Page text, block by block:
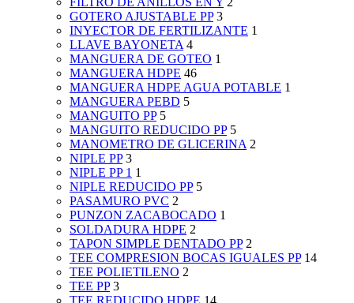
GOTERO AJUSTABLE PP 3
INYECTOR DE FERTILIZANTE 1
LLAVE BAYONETA 4
MANGUERA DE GOTEO 1
MANGUERA HDPE 46
MANGUERA HDPE AGUA POTABLE 1
MANGUERA PEBD 5
MANGUITO PP 5
MANGUITO REDUCIDO PP 5
MANOMETRO DE GLICERINA 2
NIPLE PP 3
NIPLE PP 1 1
NIPLE REDUCIDO PP 5
PASAMURO PVC 2
PUNZON ZACABOCADO 1
SOLDADURA HDPE 2
TAPON SIMPLE DENTADO PP 2
TEE COMPRESION BOCAS IGUALES PP 14
TEE POLIETILENO 2
TEE PP 3